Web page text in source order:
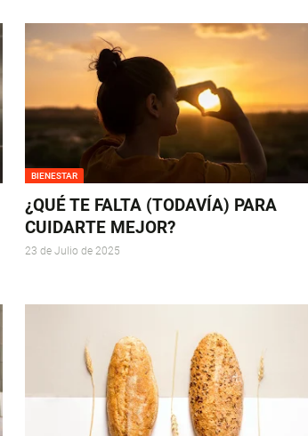
BIENESTAR
¿QUÉ TE FALTA (TODAVÍA) PARA
CUIDARTE MEJOR?
23 de Julio de 2025